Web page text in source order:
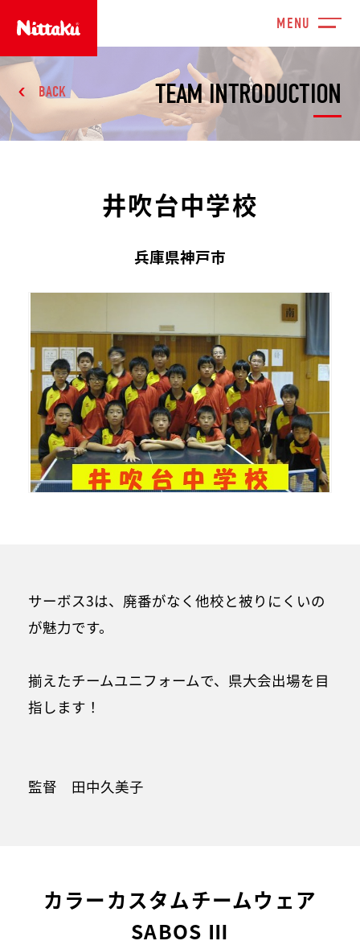
TEAM INTRODUCTION
BACK
井吹台中学校
兵庫県神戸市
サーボス3は、廃番がなく他校と被りにくいの
が魅力です。
揃えたチームユニフォームで、県大会出場を目
指します！
監督 田中久美子
カラーカスタムチームウェア
SABOS Ⅲ